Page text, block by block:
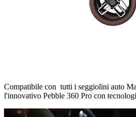
Compatibile con tutti i seggiolini auto
l'innovativo Pebble 360 Pro con